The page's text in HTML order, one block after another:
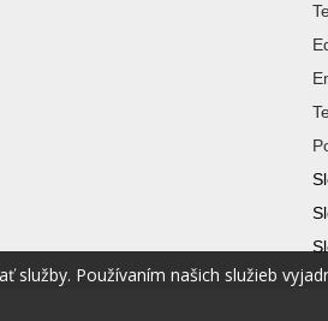
Používaním našich služieb